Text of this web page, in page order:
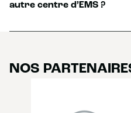
autre centre d’EMS ?
NOS